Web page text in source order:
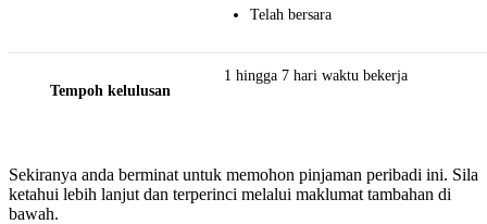
Telah bersara
Tempoh kelulusan
1 hingga 7 hari waktu bekerja
Sekiranya anda berminat untuk memohon pinjaman peribadi ini. Sila
ketahui lebih lanjut dan terperinci melalui maklumat tambahan di
bawah.